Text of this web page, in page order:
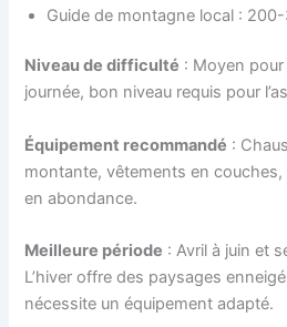
Guide de montagne local :
Niveau de difficulté : Moyen pour
journée, bon niveau requis pour
Équipement recommandé :
montante, vêtements en
en abondance.
Meilleure période : Avril à juin et
L’hiver offre des paysages
nécessite un équipement adapté.